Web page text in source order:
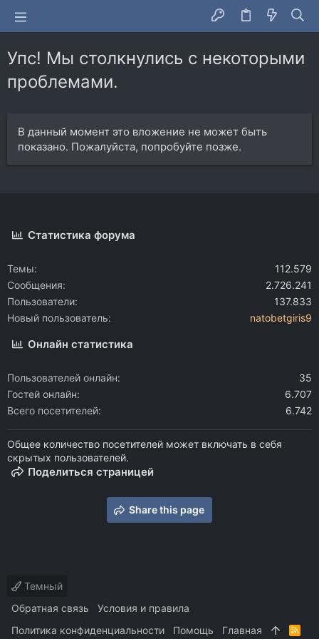
Упс! Мы столкнулись с некоторыми
проблемами.
В данный момент это вложение не может быть
показано. Пожалуйста, попробуйте позже.
Статистика форума
Темы
112.579
Сообщения
2.726.241
Пользователи
137.833
Новый пользователь
natobetgiris9
Онлайн статистика
Пользователей онлайн
35
Гостей онлайн
6.707
Всего посетителей
6.742
Общее количество посетителей может включать в себя
скрытых пользователей.
Поделиться страницей
Share this page
Темный
Обратная связь
Условия и правила
Политика конфиденциальности
Помощь Главная
R